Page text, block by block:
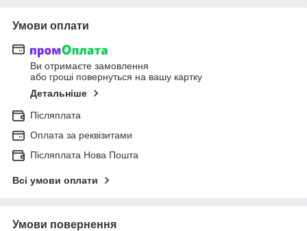
Умови оплати
Ви отримаєте замовлення
або гроші повернуться на вашу картку
Детальніше
Післяплата
Оплата за реквізитами
Післяплата Нова Пошта
Всі умови оплати
Умови повернення